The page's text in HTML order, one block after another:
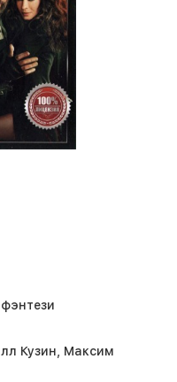
Кузин, Максим